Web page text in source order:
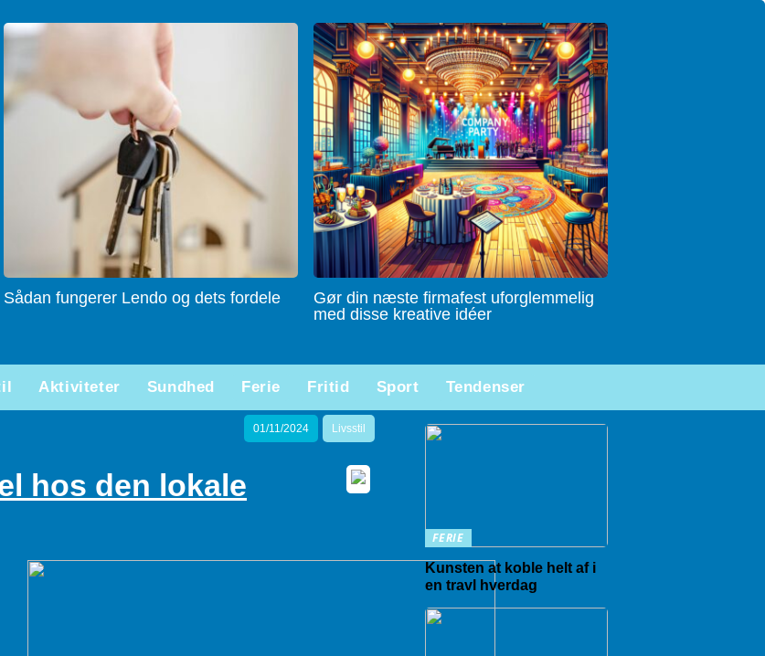
Sådan fungerer Lendo og dets fordele
Gør din næste firmafest uforglemmelig
med disse kreative idéer
Aktiviteter Sundhed Ferie Fritid Sport Tendenser
01/11/2024 Livsstil
hos den lokale
FERIE
Kunsten at koble helt af i
en travl hverdag